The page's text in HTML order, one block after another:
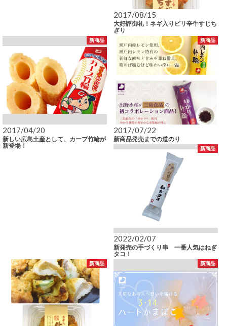
2017/08/15
大好評御礼！ネギ入りピリ辛牛すじち
ぎり
新商品
2017/04/20
新しい広島土産として、カープ竹輪が
新登場！
新商品
2017/07/22
新商品発売までの道のり
新商品
2022/02/07
新発売の手づくり串 一番人気はねぎ
タコ！
新商品 新商品